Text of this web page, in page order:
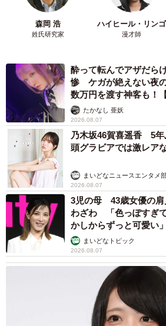
さん。レタスで包んでみた結果も教
「レタスとハムでX字、十字の形で交
しろハムの密閉性が下がって漏れや
メしません。レタスは折れてしまう
さばってしまったのが原因かな、と
確かにレタスはすべってしまうし折
で、この方法はハムが最強かもしれ
っぷりサンドイッチをハムで包む方
サンドイッチを半分に切って切り口
んわり作ったにもかかわらず卵を落
ました。すごい。ちなみにいつもボ
も一粒もこぼすことなく完食。この
もうまく食べられそうです。
森岡 浩
姓氏研究家
ハイヒール・リンゴ
漫才師
酔って転んでアザだら
惨 ケガが絶えない夜
数万円を渡す神客も！
たかなし 亜妖
2026.08.07
乃木坂46賀喜遥香 5
頭グラビアでは激レア
まいどなニュースエンタメ
2026.08.07
3児の母 43歳女優の肩
わざわ 「色っぽすぎ
かしからずっと可愛い」
まいどなトピック
2026.08.07